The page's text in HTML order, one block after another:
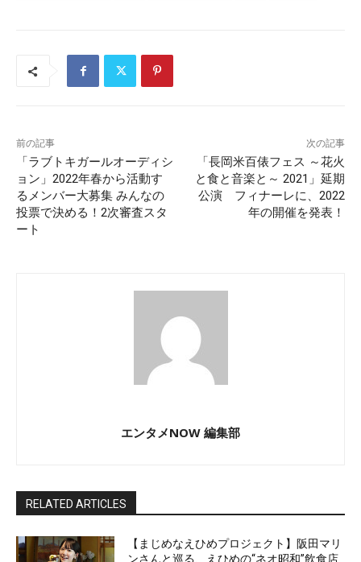
前の記事
「ラブトキガールオーディシ
ョン」2022年春から活動す
るメンバー大募集 みんなの
投票で決める！2次審査スタ
ート
次の記事
「長岡米百俵フェス ～花火
と食と音楽と～ 2021」延期
公演 フィナーレに、2022
年の開催を発表！
エンタメNOW 編集部
RELATED ARTICLES
【まじめなえひめプロジェクト】阪田マリ
ンさんと巡る、えひめの“ネオ昭和”飲食店